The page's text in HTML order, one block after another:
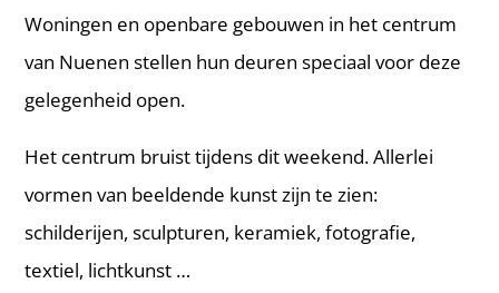
Woningen en openbare gebouwen in het centrum
van Nuenen stellen hun deuren speciaal voor deze
gelegenheid open.
Het centrum bruist tijdens dit weekend. Allerlei
vormen van beeldende kunst zijn te zien:
schilderijen, sculpturen, keramiek, fotografie,
textiel, lichtkunst …